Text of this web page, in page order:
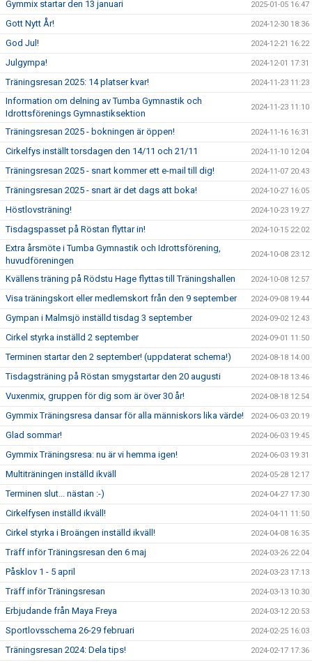
Gymmix startar den 13 januari 2025-01-05 16:47
Gott Nytt År! 2024-12-30 18:36
God Jul! 2024-12-21 16:22
Julgympa! 2024-12-01 17:31
Träningsresan 2025: 14 platser kvar! 2024-11-23 11:23
Information om delning av Tumba Gymnastik och
Idrottsförenings Gymnastiksektion
2024-11-23 11:10
Träningsresan 2025 - bokningen är öppen! 2024-11-16 16:31
Cirkelfys inställt torsdagen den 14/11 och 21/11 2024-11-10 12:04
Träningsresan 2025 - snart kommer ett e-mail till dig! 2024-11-07 20:43
Träningsresan 2025 - snart är det dags att boka! 2024-10-27 16:05
Höstlovsträning! 2024-10-23 19:27
Tisdagspasset på Röstan flyttar in! 2024-10-15 22:02
Extra årsmöte i Tumba Gymnastik och Idrottsförening,
huvudföreningen
2024-10-08 23:12
Kvällens träning på Rödstu Hage flyttas till Träningshallen 2024-10-08 12:57
Visa träningskort eller medlemskort från den 9 september 2024-09-08 19:44
Gympan i Malmsjö inställd tisdag 3 september 2024-09-02 12:43
Cirkel styrka inställd 2 september 2024-09-01 11:50
Terminen startar den 2 september! (uppdaterat schema!) 2024-08-18 14:00
Tisdagsträning på Röstan smygstartar den 20 augusti 2024-08-18 13:46
Vuxenmix, gruppen för dig som är över 30 år! 2024-08-18 12:54
Gymmix Träningsresa dansar för alla människors lika värde! 2024-06-03 20:19
Glad sommar! 2024-06-03 19:45
Gymmix Träningsresa: nu är vi hemma igen! 2024-06-03 19:31
Multiträningen inställd ikväll 2024-05-28 12:17
Terminen slut... nästan :-) 2024-04-27 17:30
Cirkelfysen inställd ikväll! 2024-04-11 11:50
Cirkel styrka i Broängen inställd ikväll! 2024-04-08 16:35
Träff inför Träningsresan den 6 maj 2024-03-26 22:04
Påsklov 1 - 5 april 2024-03-23 17:13
Träff inför Träningsresan 2024-03-13 10:30
Erbjudande från Maya Freya 2024-03-12 20:53
Sportlovsschema 26-29 februari 2024-02-25 16:03
Träningsresan 2024: Dela tips! 2024-02-17 17:36